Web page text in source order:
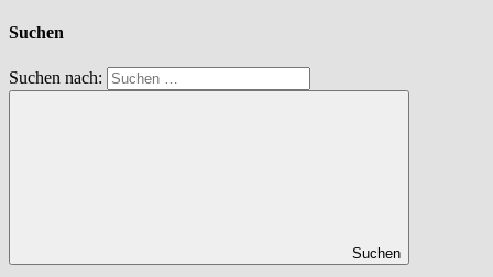
Suchen
Suchen nach:
Suchen